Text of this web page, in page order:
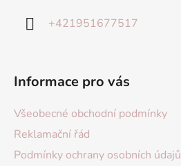
+421951677517
Informace pro vás
Všeobecné obchodní podmínky
Reklamační řád
Podmínky ochrany osobních údajů